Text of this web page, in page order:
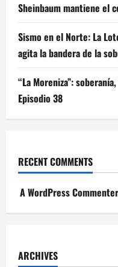
Sheinbaum mantiene el
Sismo en el Norte: La
agita la bandera de la
“La Moreniza”:
Episodio 38
RECENT COMMENTS
A WordPress Commenter
ARCHIVES